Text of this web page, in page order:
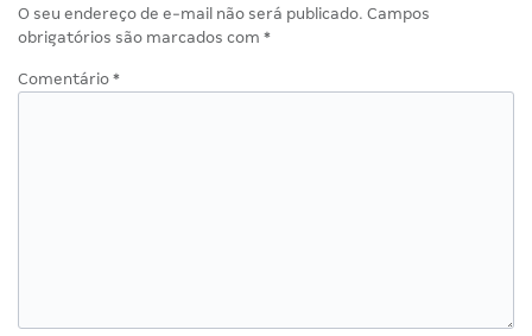
O seu endereço de e-mail não será publicado. Campos
obrigatórios são marcados com *
Comentário *